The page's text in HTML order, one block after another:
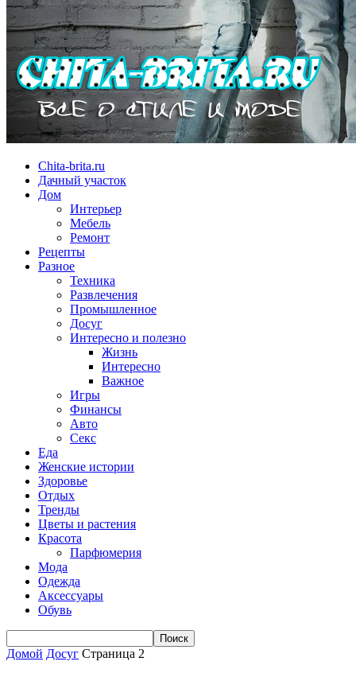
Chita-brita.ru
Дачный участок
Дом
Интерьер
Мебель
Ремонт
Рецепты
Разное
Техника
Развлечения
Промышленное
Досуг
Интересно и полезно
Жизнь
Интересно
Важное
Игры
Финансы
Авто
Секс
Еда
Женские истории
Здоровье
Отдых
Тренды
Цветы и растения
Красота
Парфюмерия
Мода
Одежда
Аксессуары
Обувь
Домой Досуг Страница 2